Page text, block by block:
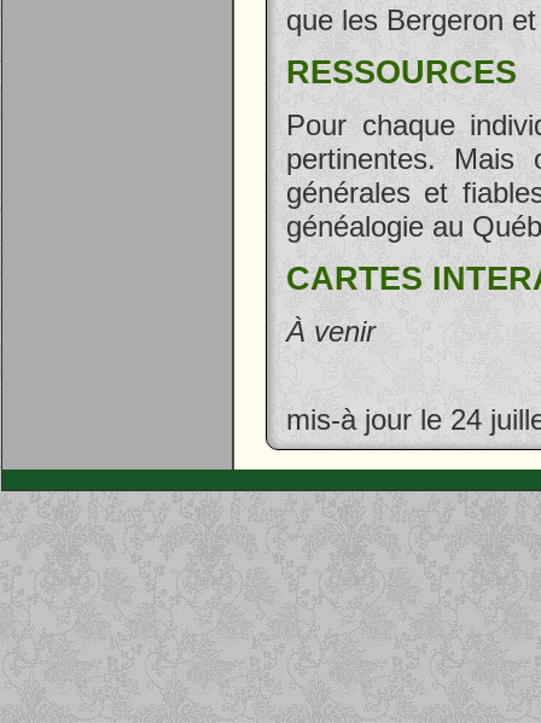
que les Bergeron
RESSOURCES
Pour chaque
pertinentes. Mais
générales et
généalogie au
CARTES
À venir
mis-à jour le 24